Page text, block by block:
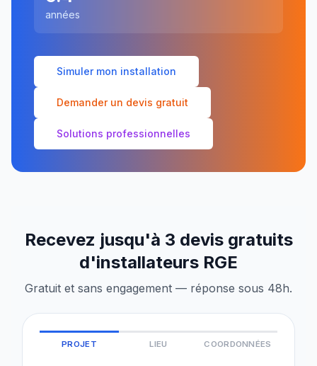
années
Simuler mon installation
Demander un devis gratuit
Solutions professionnelles
Recevez jusqu'à 3 devis gratuits
d'installateurs RGE
Gratuit et sans engagement — réponse sous 48h.
PROJET LIEU COORDONNÉES